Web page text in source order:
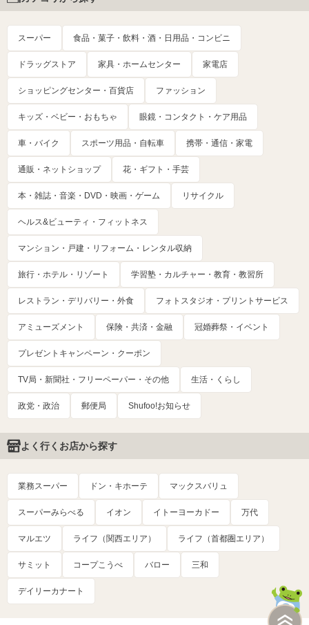
スーパー 食品・菓子・飲料・酒・日用品・コンビニ
ドラッグストア 家具・ホームセンター 家電店
ショッピングセンター・百貨店 ファッション
キッズ・ベビー・おもちゃ 眼鏡・コンタクト・ケア用品
車・バイク スポーツ用品・自転車 携帯・通信・家電
通販・ネットショップ 花・ギフト・手芸
本・雑誌・音楽・DVD・映画・ゲーム リサイクル
ヘルス&ビューティ・フィットネス
マンション・戸建・リフォーム・レンタル収納
旅行・ホテル・リゾート 学習塾・カルチャー・教育・教習所
レストラン・デリバリー・外食 フォトスタジオ・プリントサービス
アミューズメント 保険・共済・金融 冠婚葬祭・イベント
プレゼントキャンペーン・クーポン
TV局・新聞社・フリーペーパー・その他 生活・くらし
政党・政治 郵便局 Shufoo!お知らせ
よく行くお店から探す
業務スーパー ドン・キホーテ マックスバリュ
スーパーみらべる イオン イトーヨーカドー 万代
マルエツ ライフ（関西エリア） ライフ（首都圏エリア）
サミット コープこうべ バロー 三和
デイリーカナート